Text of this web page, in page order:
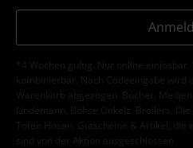
*4 Wochen gültig. Nur online
kombinierbar. Nach Codeeingabe wird
Warenkorb abgezogen. Bücher,
Lindemann, Böhse Onkelz, Broilers,
Toten Hosen, Gutscheine & Artikel,
sind von der Aktion ausgeschlossen.